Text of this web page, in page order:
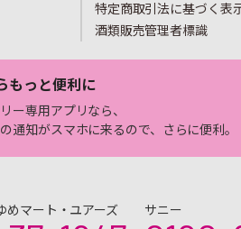
特定商取引法に基づく表
酒類販売管理者標識
もっと便利に
ー専用アプリなら、
通知がスマホに来るので、さらに便利。
めマート・ユアーズ
サニー